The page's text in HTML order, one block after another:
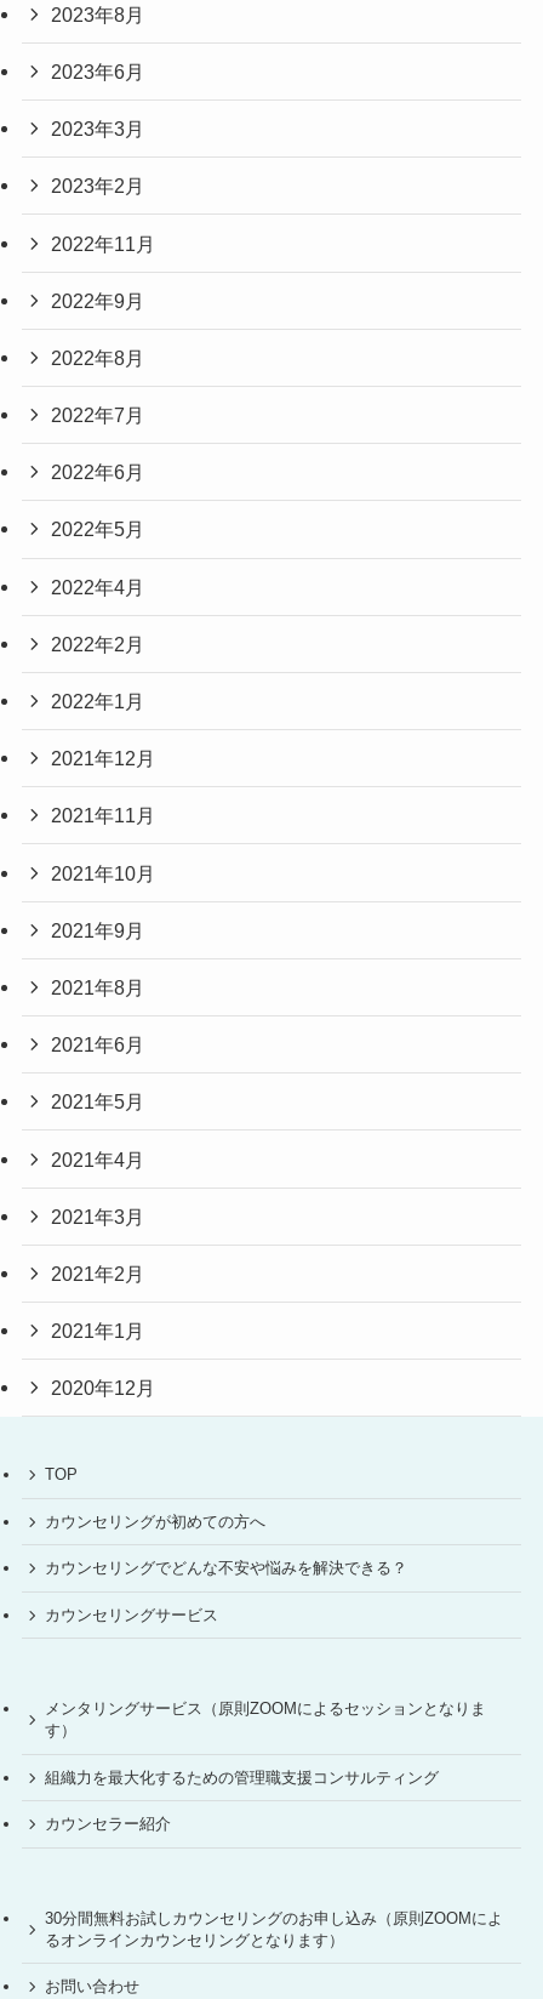
2023年8月
2023年6月
2023年3月
2023年2月
2022年11月
2022年9月
2022年8月
2022年7月
2022年6月
2022年5月
2022年4月
2022年2月
2022年1月
2021年12月
2021年11月
2021年10月
2021年9月
2021年8月
2021年6月
2021年5月
2021年4月
2021年3月
2021年2月
2021年1月
2020年12月
TOP
カウンセリングが初めての方へ
カウンセリングでどんな不安や悩みを解決できる？
カウンセリングサービス
メンタリングサービス（原則ZOOMによるセッションとなりま
す）
組織力を最大化するための管理職支援コンサルティング
カウンセラー紹介
30分間無料お試しカウンセリングのお申し込み（原則ZOOMによ
るオンラインカウンセリングとなります）
お問い合わせ